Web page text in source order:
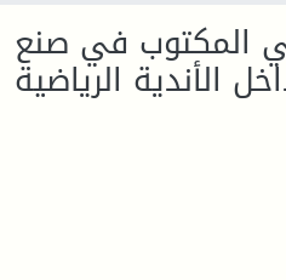
المكتوب في صنع
الأندية الرياضية